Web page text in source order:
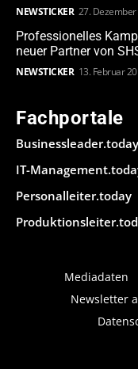
NEWSTICKER 27.
Professionelles
neuer Partner von
NEWSTICKER 13. Februar
Fachportale
Businessleader.today
IT-
Personalleiter.today
Mediadaten
Newsletter